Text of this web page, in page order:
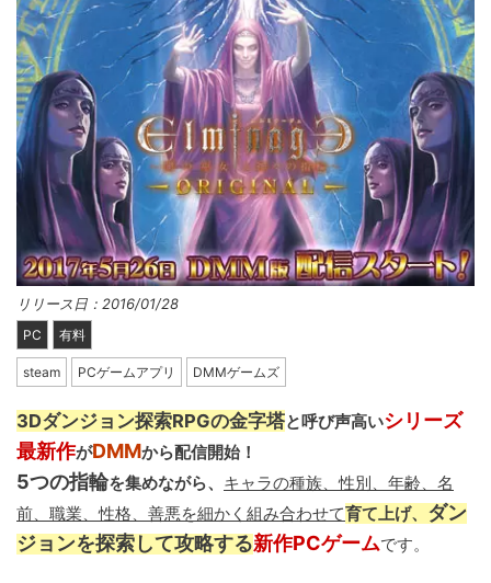
リリース日：2016/01/28
PC 有料
steam PCゲームアプリ DMMゲームズ
3Dダンジョン探索RPGの金字塔と呼び声高いシリーズ
最新作がDMMから配信開始！
5つの指輪を集めながら、 キャラの種族、性別、年齢、名
前、職業、性格、善悪を細かく組み合わせて育て上げ、 ダン
ジョンを探索して攻略する新作PCゲームです。